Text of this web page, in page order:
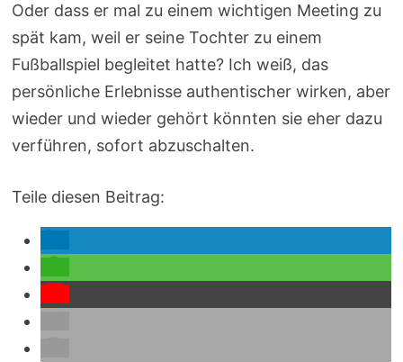
Oder dass er mal zu einem wichtigen Meeting zu
spät kam, weil er seine Tochter zu einem
Fußballspiel begleitet hatte? Ich weiß, das
persönliche Erlebnisse authentischer wirken, aber
wieder und wieder gehört könnten sie eher dazu
verführen, sofort abzuschalten.
Teile diesen Beitrag: